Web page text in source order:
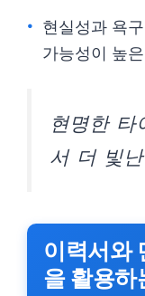
현실성과 욕
가능성이 높
현명한 타
서 더 빛
이력서와
을 활용하